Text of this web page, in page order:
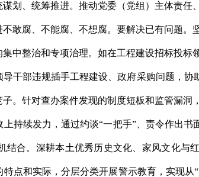
划、统筹推进。推动党委（党组）主体责任
敢腐、不能腐、不想腐。要解决已有问题。
中整治和专项治理。如在工程建设招标投标
干部违规插手工程建设、政府采购问题，协
。针对查办案件发现的制度短板和监管漏洞
持续发力，通过约谈“一把手”、责令作出书
合。深耕本土优秀历史文化、家风文化与
点和实际，分层分类开展警示教育，实现从